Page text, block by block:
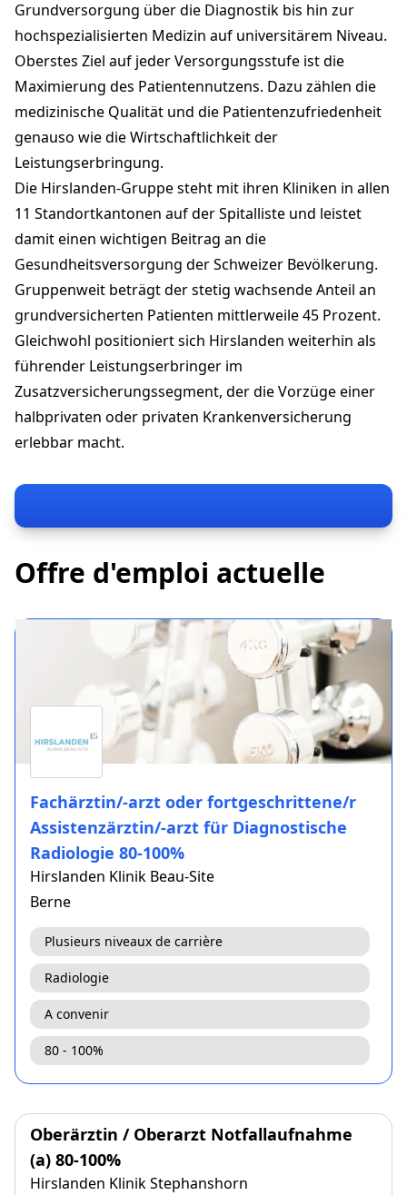
Grundversorgung über die Diagnostik bis hin zur
hochspezialisierten Medizin auf universitärem Niveau.
Oberstes Ziel auf jeder Versorgungsstufe ist die
Maximierung des Patientennutzens. Dazu zählen die
medizinische Qualität und die Patientenzufriedenheit
genauso wie die Wirtschaftlichkeit der
Leistungserbringung.
Die Hirslanden-Gruppe steht mit ihren Kliniken in allen
11 Standortkantonen auf der Spitalliste und leistet
damit einen wichtigen Beitrag an die
Gesundheitsversorgung der Schweizer Bevölkerung.
Gruppenweit beträgt der stetig wachsende Anteil an
grundversicherten Patienten mittlerweile 45 Prozent.
Gleichwohl positioniert sich Hirslanden weiterhin als
führender Leistungserbringer im
Zusatzversicherungssegment, der die Vorzüge einer
halbprivaten oder privaten Krankenversicherung
erlebbar macht.
Offre d'emploi actuelle
Fachärztin/-arzt oder fortgeschrittene/r
Assistenzärztin/-arzt für Diagnostische
Radiologie 80-100%
Hirslanden Klinik Beau-Site
Berne
Plusieurs niveaux de carrière
Radiologie
A convenir
80 - 100%
Oberärztin / Oberarzt Notfallaufnahme
(a) 80-100%
Hirslanden Klinik Stephanshorn